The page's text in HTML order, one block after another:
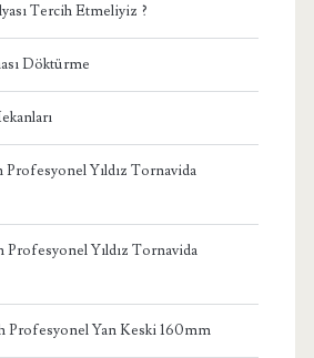
Tercih Etmeliyiz ?
Döktürme
Yıldız Tornavida
Yıldız Tornavida
Profesyonel Yan Keski 160mm